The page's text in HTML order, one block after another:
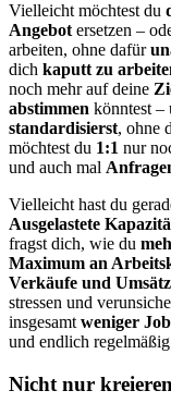
Vielleicht möchtest du
Angebotersetzen –
arbeiten, ohne dafür
dich kaputt zu
noch mehr auf deine
abstimmen könntest –
standardisierst, ohne
möchtest du 1:1 nur
und auch mal
Vielleicht hast du
Ausgelastete
fragst dich, wie du
Maximum an
Verkäufe und
stressen und
insgesamtweniger
und endlich
Nicht nur